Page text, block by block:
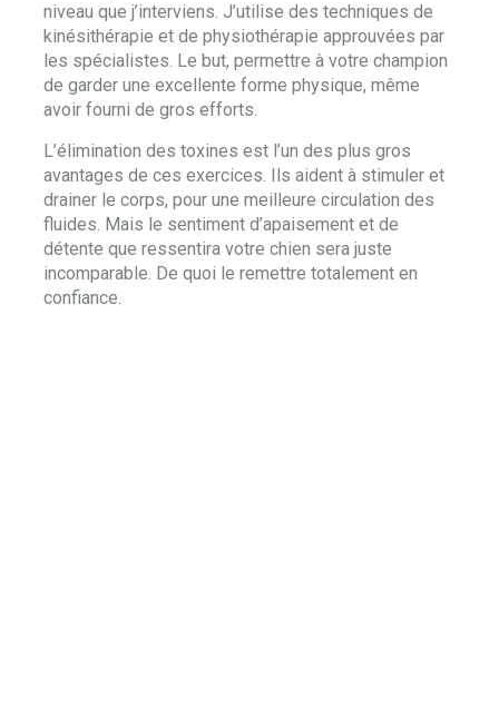
niveau que j’interviens. J’utilise des techniques de
kinésithérapie et de physiothérapie approuvées par
les spécialistes. Le but, permettre à votre champion
de garder une excellente forme physique, même
avoir fourni de gros efforts.
L’élimination des toxines est l’un des plus gros
avantages de ces exercices. Ils aident à stimuler et
drainer le corps, pour une meilleure circulation des
fluides. Mais le sentiment d’apaisement et de
détente que ressentira votre chien sera juste
incomparable. De quoi le remettre totalement en
confiance.